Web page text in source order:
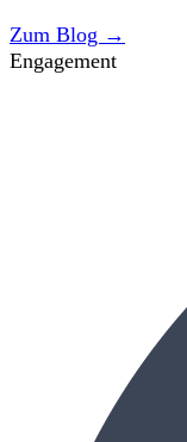
Zum Blog →
Engagement